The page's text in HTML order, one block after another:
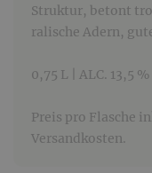
Struktur, betont
rali­sche Adern,
0,75 L | ALC. 13,5
Preis pro Flasche
Versandkosten.